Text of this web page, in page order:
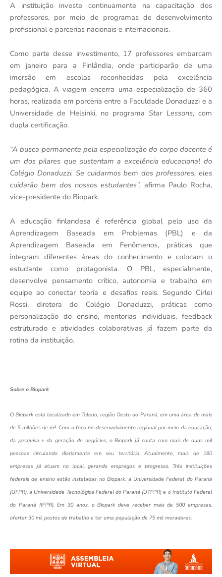
A instituição investe continuamente na capacitação dos
professores, por meio de programas de desenvolvimento
profissional e parcerias nacionais e internacionais.
Como parte desse investimento, 17 professores embarcam
em janeiro para a Finlândia, onde participarão de uma
imersão em escolas reconhecidas pela excelência
pedagógica. A viagem encerra uma especialização de 360
horas, realizada em parceria entre a Faculdade Donaduzzi e a
Universidade de Helsinki, no programaStar Lessons, com
dupla certificação.
“A busca permanente pela especialização do corpo docente é
um dos pilares que sustentam a excelência educacional do
Colégio Donaduzzi. Se cuidarmos bem dos professores, eles
cuidarão bem dos nossos estudantes”, afirma Paulo Rocha,
vice-presidente do Biopark.
A educação finlandesa é referência global pelo uso da
Aprendizagem Baseada em Problemas (PBL) e da
Aprendizagem Baseada em Fenômenos, práticas que
integram diferentes áreas do conhecimento e colocam o
estudante como protagonista. O PBL, especialmente,
desenvolve pensamento crítico, autonomia e trabalho em
equipe ao conectar teoria e desafios reais. Segundo Cirlei
Rossi, diretora do Colégio Donaduzzi, práticas como
personalização do ensino, mentorias individuais, feedback
estruturado e atividades colaborativas já fazem parte da
rotina da instituição.
Sobre o Biopark
O Biopark está localizado em Toledo, região Oeste do Paraná, em uma área de mais
de 5 milhões de m². Com o foco no desenvolvimento regional por meio da educação,
da pesquisa e da geração de negócios, o Biopark já conta com mais de duas mil
pessoas circulando diariamente em seu território. Atualmente, mais de 180
empresas já atuam no local, gerando empregos e progresso. Três instituições
federais de ensino estão instaladas no Biopark, a Universidade Federal do Paraná
(UFPR), a Universidade Tecnológica Federal do Paraná (UTFPR) e o Instituto Federal
do Paraná (IFPR). Em 30 anos, o Biopark deve receber mais de 500 empresas,
ofertar 30 mil postos de trabalho e ter uma população de 75 mil moradores.